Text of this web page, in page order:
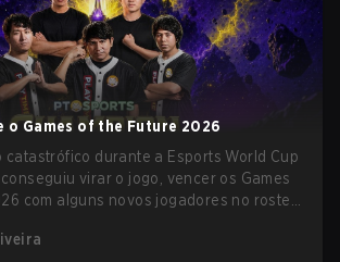
o Games of the Future 2026
catastrófico durante a Esports World Cup
virar o jogo, vencer os Games
com alguns novos jogadores no roster